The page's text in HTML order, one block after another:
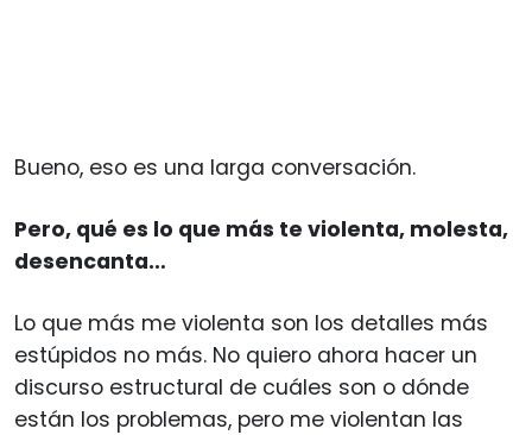
Bueno, eso es una larga conversación.
Pero, qué es lo que más te violenta, molesta,
desencanta…
Lo que más me violenta son los detalles más
estúpidos no más. No quiero ahora hacer un
discurso estructural de cuáles son o dónde
están los problemas, pero me violentan las